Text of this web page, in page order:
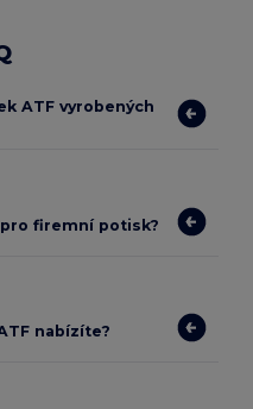
ATF vyrobených
firemní potisk?
nabízíte?